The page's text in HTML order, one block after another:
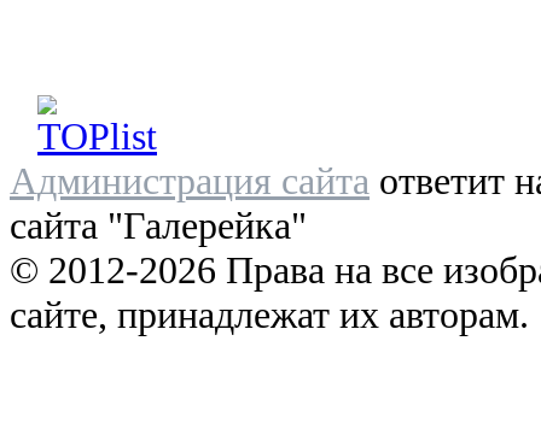
Администрация сайта ответит
сайта "Галерейка"
© 2012-2026 Права на все
сайте, принадлежат их авторам.